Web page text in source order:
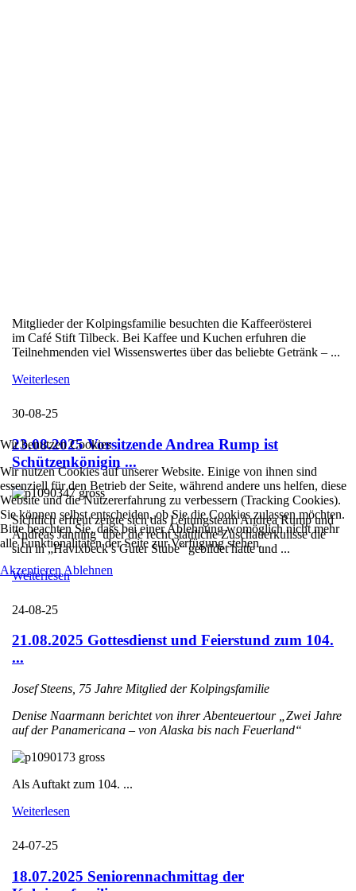
Mitglieder der Kolpingsfamilie besuchten die Kaffeerösterei
im Café Stift Tilbeck. Bei Kaffee und Kuchen erfuhren die
Teilnehmenden viel Wissenswertes über das beliebte Getränk – ...
Weiterlesen
30-08-25
23.08.2025 Vorsitzende Andrea Rump ist
Schützenkönigin ...
Sichtlich erfreut zeigte sich das Leitungsteam Andrea Rump und
Andreas Janning über die recht stattliche Zuschauerkulisse die
sich in „Havixbeck’s Guter Stube“ gebildet hatte und ...
Weiterlesen
24-08-25
21.08.2025 Gottesdienst und Feierstund zum 104.
...
Josef Steens, 75 Jahre Mitglied der Kolpingsfamilie
Denise Naarmann berichtet von ihrer Abenteuertour „Zwei Jahre
auf der Panamericana – von Alaska bis nach Feuerland“
Als Auftakt zum 104. ...
Weiterlesen
24-07-25
18.07.2025 Seniorennachmittag der
Wir benutzen Cookies
Wir nutzen Cookies auf unserer Website. Einige von ihnen sind
essenziell für den Betrieb der Seite, während andere uns helfen, diese
Website und die Nutzererfahrung zu verbessern (Tracking Cookies).
Sie können selbst entscheiden, ob Sie die Cookies zulassen möchten.
Bitte beachten Sie, dass bei einer Ablehnung womöglich nicht mehr
alle Funktionalitäten der Seite zur Verfügung stehen.
Akzeptieren Ablehnen